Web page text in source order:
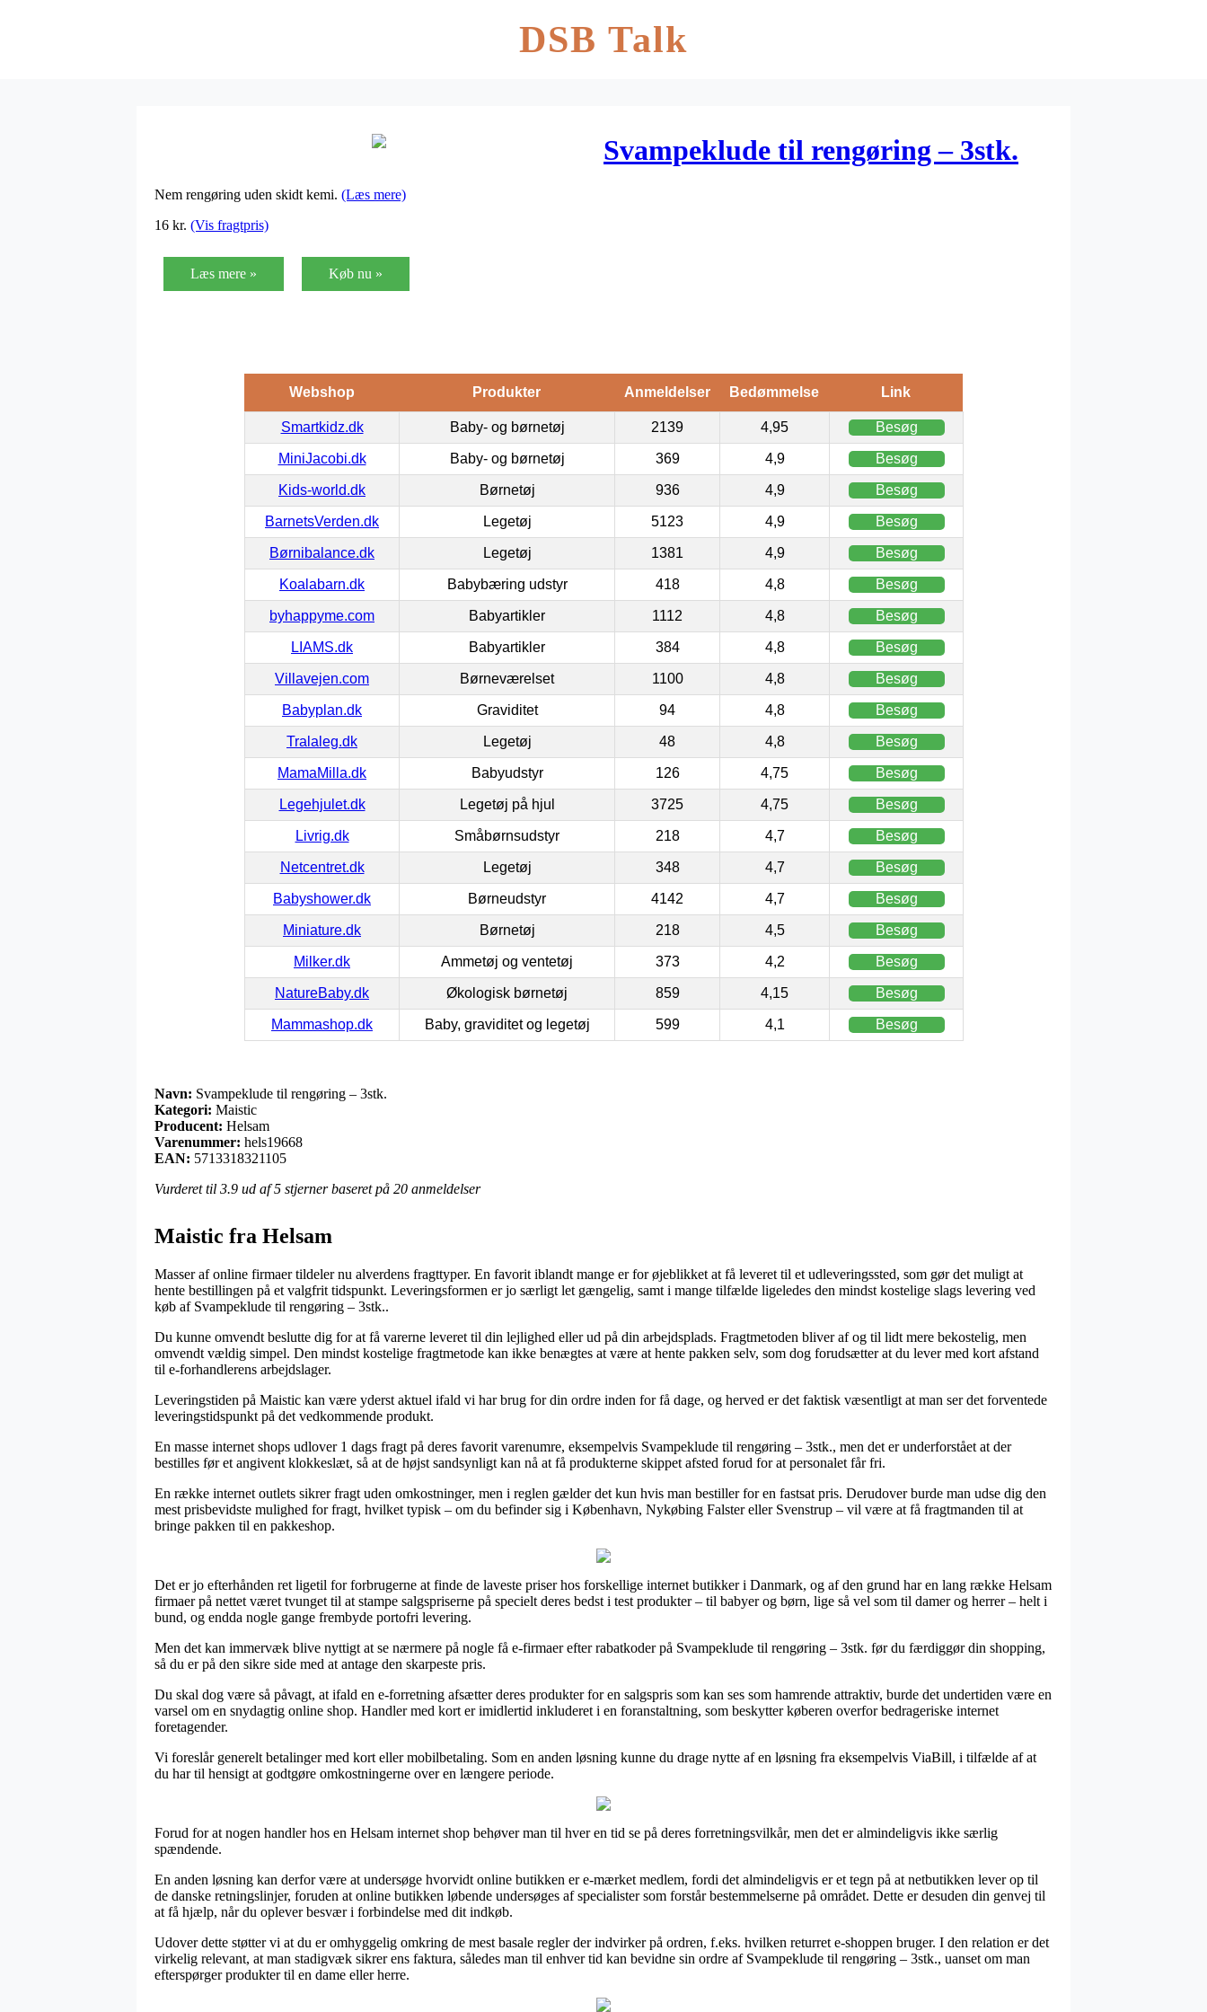
DSB Talk
Svampeklude til rengøring – 3stk.
Nem rengøring uden skidt kemi. (Læs mere)
16 kr. (Vis fragtpris)
Læs mere » Køb nu »
Webshop Produkter Anmeldelser Bedømmelse Link
Smartkidz.dk Baby- og børnetøj 2139 4,95 Besøg
MiniJacobi.dk Baby- og børnetøj 369 4,9 Besøg
Kids-world.dk Børnetøj 936 4,9 Besøg
BarnetsVerden.dk Legetøj 5123 4,9 Besøg
Børnibalance.dk Legetøj 1381 4,9 Besøg
Koalabarn.dk Babybæring udstyr 418 4,8 Besøg
byhappyme.com Babyartikler 1112 4,8 Besøg
LIAMS.dk Babyartikler 384 4,8 Besøg
Villavejen.com Børneværelset 1100 4,8 Besøg
Babyplan.dk Graviditet 94 4,8 Besøg
Tralaleg.dk Legetøj 48 4,8 Besøg
MamaMilla.dk Babyudstyr 126 4,75 Besøg
Legehjulet.dk Legetøj på hjul 3725 4,75 Besøg
Livrig.dk Småbørnsudstyr 218 4,7 Besøg
Netcentret.dk Legetøj 348 4,7 Besøg
Babyshower.dk Børneudstyr 4142 4,7 Besøg
Miniature.dk Børnetøj 218 4,5 Besøg
Milker.dk Ammetøj og ventetøj 373 4,2 Besøg
NatureBaby.dk Økologisk børnetøj 859 4,15 Besøg
Mammashop.dk Baby, graviditet og legetøj 599 4,1 Besøg
Navn: Svampeklude til rengøring – 3stk.
Kategori: Maistic
Producent: Helsam
Varenummer: hels19668
EAN: 5713318321105
Vurderet til 3.9 ud af 5 stjerner baseret på 20 anmeldelser
Maistic fra Helsam
Masser af online firmaer tildeler nu alverdens fragttyper. En favorit iblandt mange er for øjeblikket at få leveret til et udleveringssted, som gør det muligt at
hente bestillingen på et valgfrit tidspunkt. Leveringsformen er jo særligt let gængelig, samt i mange tilfælde ligeledes den mindst kostelige slags levering ved
køb af Svampeklude til rengøring – 3stk..
Du kunne omvendt beslutte dig for at få varerne leveret til din lejlighed eller ud på din arbejdsplads. Fragtmetoden bliver af og til lidt mere bekostelig, men
omvendt vældig simpel. Den mindst kostelige fragtmetode kan ikke benægtes at være at hente pakken selv, som dog forudsætter at du lever med kort afstand
til e-forhandlerens arbejdslager.
Leveringstiden på Maistic kan være yderst aktuel ifald vi har brug for din ordre inden for få dage, og herved er det faktisk væsentligt at man ser det forventede
leveringstidspunkt på det vedkommende produkt.
En masse internet shops udlover 1 dags fragt på deres favorit varenumre, eksempelvis Svampeklude til rengøring – 3stk., men det er underforstået at der
bestilles før et angivent klokkeslæt, så at de højst sandsynligt kan nå at få produkterne skippet afsted forud for at personalet får fri.
En række internet outlets sikrer fragt uden omkostninger, men i reglen gælder det kun hvis man bestiller for en fastsat pris. Derudover burde man udse dig den
mest prisbevidste mulighed for fragt, hvilket typisk – om du befinder sig i København, Nykøbing Falster eller Svenstrup – vil være at få fragtmanden til at
bringe pakken til en pakkeshop.
Det er jo efterhånden ret ligetil for forbrugerne at finde de laveste priser hos forskellige internet butikker i Danmark, og af den grund har en lang række Helsam
firmaer på nettet været tvunget til at stampe salgspriserne på specielt deres bedst i test produkter – til babyer og børn, lige så vel som til damer og herrer – helt i
bund, og endda nogle gange frembyde portofri levering.
Men det kan immervæk blive nyttigt at se nærmere på nogle få e-firmaer efter rabatkoder på Svampeklude til rengøring – 3stk. før du færdiggør din shopping,
så du er på den sikre side med at antage den skarpeste pris.
Du skal dog være så påvagt, at ifald en e-forretning afsætter deres produkter for en salgspris som kan ses som hamrende attraktiv, burde det undertiden være en
varsel om en snydagtig online shop. Handler med kort er imidlertid inkluderet i en foranstaltning, som beskytter køberen overfor bedrageriske internet
foretagender.
Vi foreslår generelt betalinger med kort eller mobilbetaling. Som en anden løsning kunne du drage nytte af en løsning fra eksempelvis ViaBill, i tilfælde af at
du har til hensigt at godtgøre omkostningerne over en længere periode.
Forud for at nogen handler hos en Helsam internet shop behøver man til hver en tid se på deres forretningsvilkår, men det er almindeligvis ikke særlig
spændende.
En anden løsning kan derfor være at undersøge hvorvidt online butikken er e-mærket medlem, fordi det almindeligvis er et tegn på at netbutikken lever op til
de danske retningslinjer, foruden at online butikken løbende undersøges af specialister som forstår bestemmelserne på området. Dette er desuden din genvej til
at få hjælp, når du oplever besvær i forbindelse med dit indkøb.
Udover dette støtter vi at du er omhyggelig omkring de mest basale regler der indvirker på ordren, f.eks. hvilken returret e-shoppen bruger. I den relation er det
virkelig relevant, at man stadigvæk sikrer ens faktura, således man til enhver tid kan bevidne sin ordre af Svampeklude til rengøring – 3stk., uanset om man
efterspørger produkter til en dame eller herre.